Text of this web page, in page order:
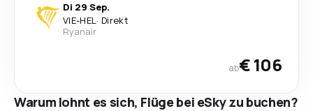
Di 29 Sep.
VIE-HEL· Direkt
Ryanair
ab€ 106
Warum lohnt es sich, Flüge bei eSky zu buchen?